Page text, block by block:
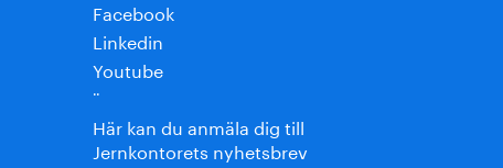
Facebook
Linkedin
Youtube
¨
Här kan du anmäla dig till
Jernkontorets nyhetsbrev